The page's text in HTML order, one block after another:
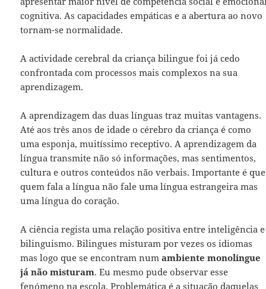
cognitiva. As capacidades empáticas e a abertura ao novo
tornam-se normalidade.
A actividade cerebral da criança bilingue foi já cedo
confrontada com processos mais complexos na sua
aprendizagem.
A aprendizagem das duas línguas traz muitas vantagens.
Até aos três anos de idade o cérebro da criança é como
uma esponja, muitíssimo receptivo. A aprendizagem da
língua transmite não só informações, mas sentimentos,
cultura e outros conteúdos não verbais. Importante é que
quem fala a língua não fale uma língua estrangeira mas
uma língua do coração.
A ciência regista uma relação positiva entre inteligência e
bilinguismo. Bilingues misturam por vezes os idiomas
mas logo que se encontram numambiente monolingue
já não misturam. Eu mesmo pude observar esse
fenómeno na escola. Problemática é a situação daquelas